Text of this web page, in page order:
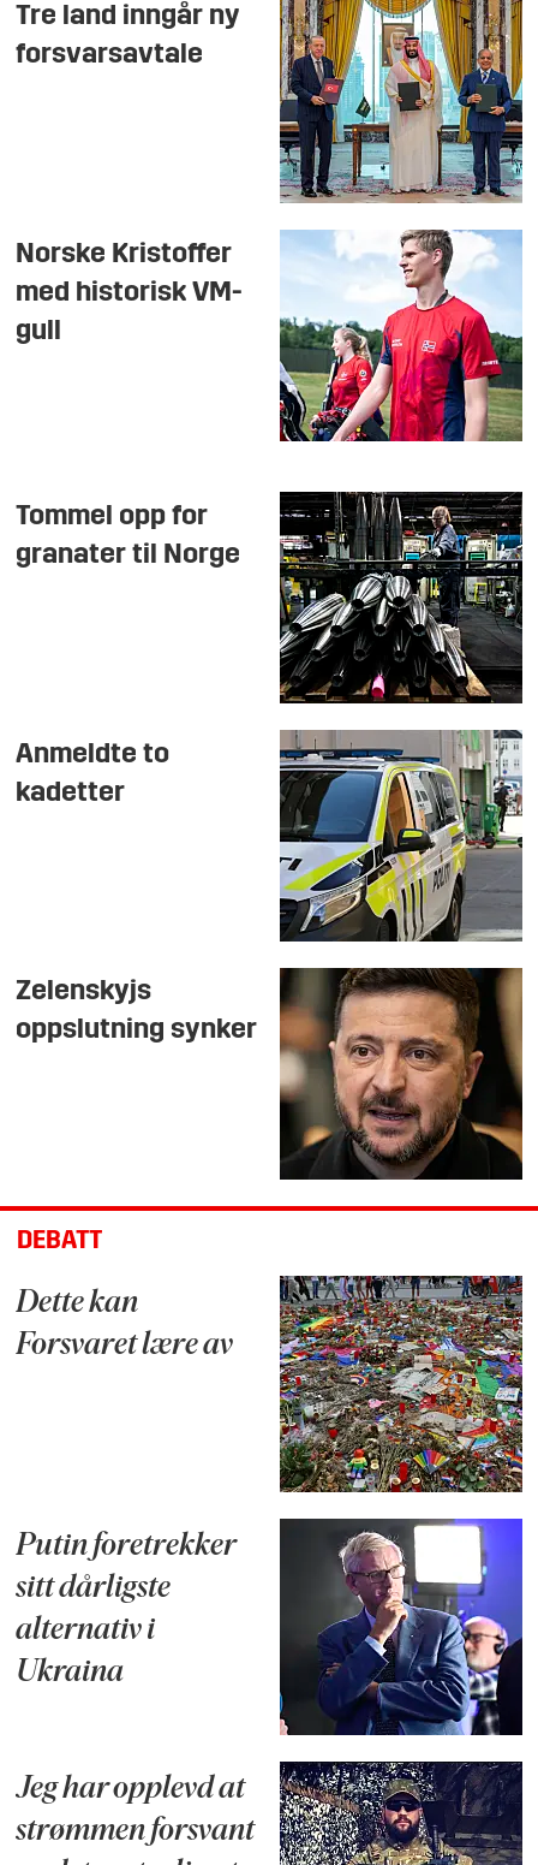
Tre land inngår ny
forsvarsavtale
Norske Kristoffer
med historisk VM-
gull
Tommel opp for
granater til Norge
Anmeldte to
kadetter
Zelenskyjs
oppslutning synker
DEBATT
Dette kan
Forsvaret lære av
Putin foretrekker
sitt dårligste
alternativ i
Ukraina
Jeg har opplevd at
strømmen forsvant